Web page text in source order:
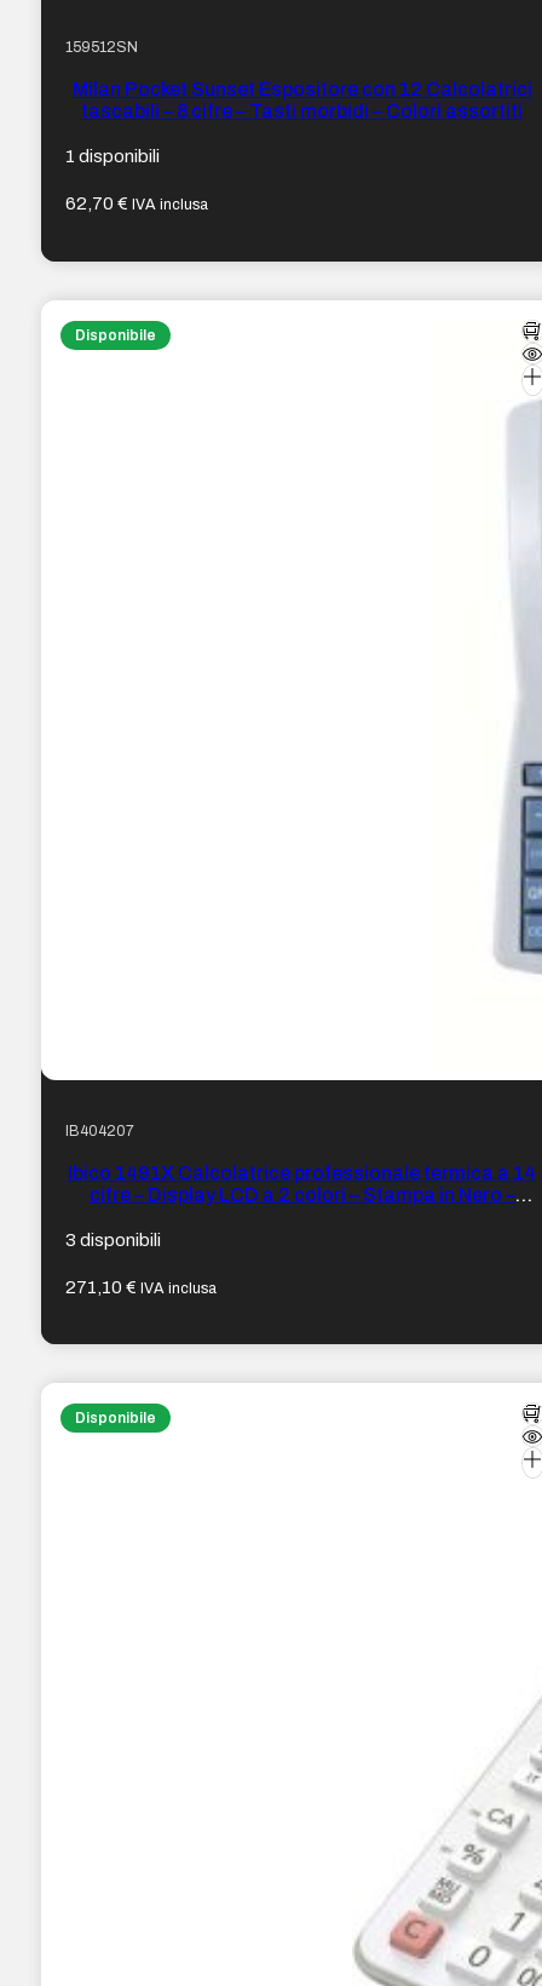
159512SN
Milan Pocket Sunset Espositore con 12 Calcolatrici
tascabili – 8 cifre – Tasti morbidi – Colori assortiti
1 disponibili
62,70€ IVA inclusa
Disponibile
IB404207
Ibico 1491X Calcolatrice professionale termica a 14
cifre – Display LCD a 2 colori – Stampa in Nero –
3 disponibili
271,10€ IVA inclusa
Disponibile